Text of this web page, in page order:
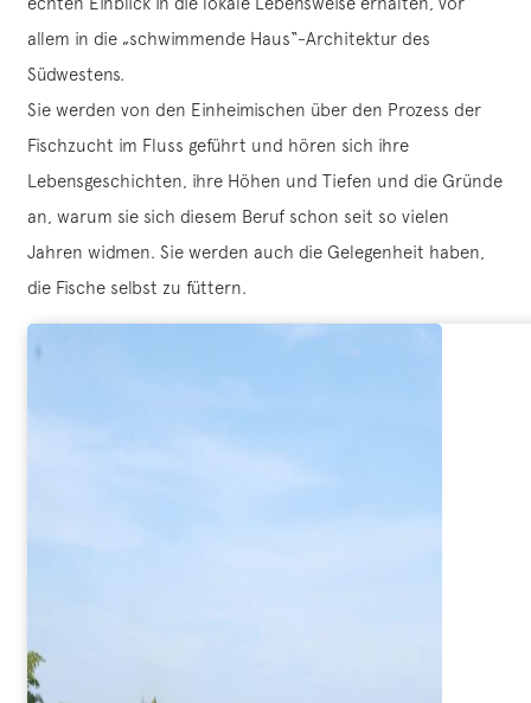
allem in die „schwimmende Haus“-Architektur des
Südwestens.
Sie werden von den Einheimischen über den Prozess der
Fischzucht im Fluss geführt und hören sich ihre
Lebensgeschichten, ihre Höhen und Tiefen und die Gründe
an, warum sie sich diesem Beruf schon seit so vielen
Jahren widmen. Sie werden auch die Gelegenheit haben,
die Fische selbst zu füttern.